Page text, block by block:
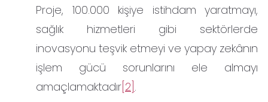
Proje, 100.000 kişiye istihdam yaratmayı,
sağlık hizmetleri gibi sektörlerde
inovasyonu teşvik etmeyi ve yapay zekânın
işlem gücü sorunlarını ele almayı
amaçlamaktadır [2] .